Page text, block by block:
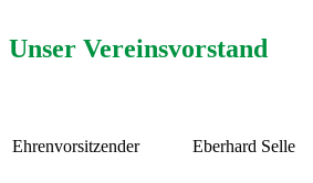
Unser Vereinsvorstand
Ehrenvorsitzender Eberhard Selle